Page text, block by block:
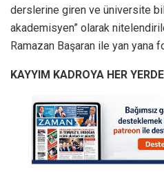
derslerine giren ve üniversite
akademisyen” olarak
Ramazan Başaran ile yan
KAYYIM KADROYA HER